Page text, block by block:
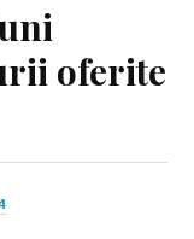
oferite